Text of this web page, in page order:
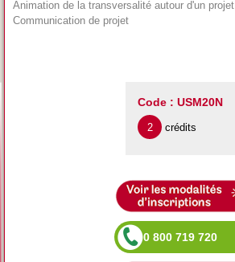
Animation de la transversalité autour d'un projet
Communication de projet
Code : USM20N
2 crédits
0 800 719 720